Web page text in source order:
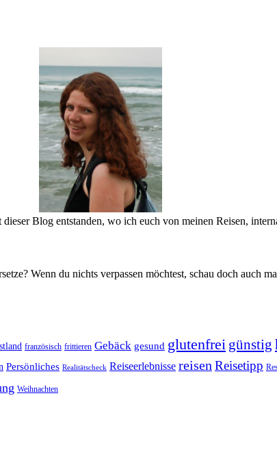
Blog entstanden, wo ich euch von meinen Reisen,
Wenn du nichts verpassen möchtest, schau doch auch
französisch frittieren Gebäck gesund glutenfrei günstig
Persönliches Realitätscheck Reiseerlebnisse reisen Reisetipp
Weihnachten